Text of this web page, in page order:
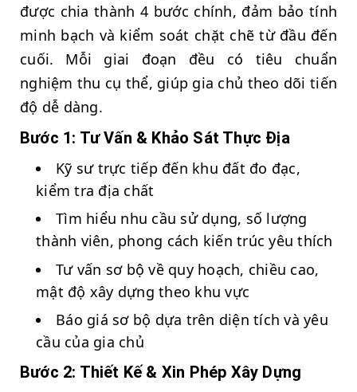
được chia thành 4 bước chính, đảm bảo tính
minh bạch và kiểm soát chặt chẽ từ đầu đến
cuối. Mỗi giai đoạn đều có tiêu chuẩn
nghiệm thu cụ thể, giúp gia chủ theo dõi tiến
độ dễ dàng.
Bước 1: Tư Vấn & Khảo Sát Thực Địa
Kỹ sư trực tiếp đến khu đất đo đạc,
kiểm tra địa chất
Tìm hiểu nhu cầu sử dụng, số lượng
thành viên, phong cách kiến trúc yêu thích
Tư vấn sơ bộ về quy hoạch, chiều cao,
mật độ xây dựng theo khu vực
Báo giá sơ bộ dựa trên diện tích và yêu
cầu của gia chủ
Bước 2: Thiết Kế & Xin Phép Xây Dựng